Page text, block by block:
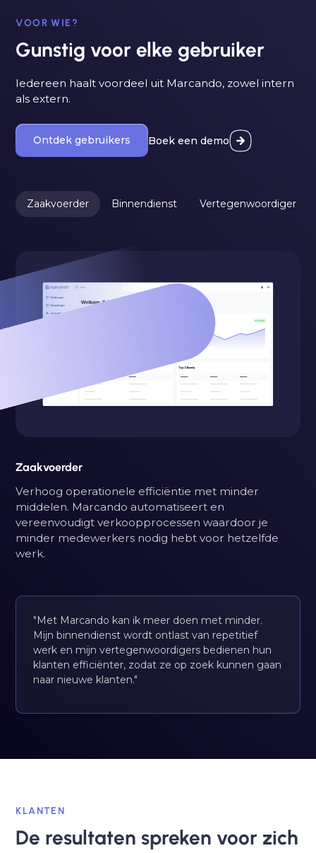
VOOR WIE?
Gunstig voor elke gebruiker
Iedereen haalt voordeel uit Marcando, zowel intern
als extern.
Ontdek gebruikers Boek een demo
Zaakvoerder Binnendienst Vertegenwoordiger
Zaakvoerder
Verhoog operationele efficiëntie met minder
middelen. Marcando automatiseert en
vereenvoudigt verkoopprocessen waardoor je
minder medewerkers nodig hebt voor hetzelfde
werk.
"Met Marcando kan ik meer doen met minder.
Mijn binnendienst wordt ontlast van repetitief
werk en mijn vertegenwoordigers bedienen hun
klanten efficiënter, zodat ze op zoek kunnen gaan
naar nieuwe klanten."
KLANTEN
De resultaten spreken voor zich